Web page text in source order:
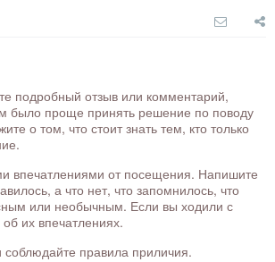
подробный отзыв или комментарий,
было проще принять решение по поводу
о том, что стоит знать тем, кто только
впечатлениями от посещения. Напишите
а что нет, что запомнилось, что
или необычным. Если вы ходили с
их впечатлениях.
соблюдайте правила приличия.